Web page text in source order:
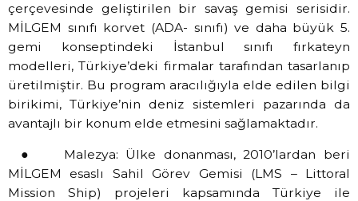
çerçevesinde geliştirilen bir savaş gemisi serisidir.
MİLGEM sınıfı korvet (ADA- sınıfı) ve daha büyük 5.
gemi konseptindeki İstanbul sınıfı fırkateyn
modelleri, Türkiye’deki firmalar tarafından tasarlanıp
üretilmiştir. Bu program aracılığıyla elde edilen bilgi
birikimi, Türkiye’nin deniz sistemleri pazarında da
avantajlı bir konum elde etmesini sağlamaktadır.
● Malezya: Ülke donanması, 2010’lardan beri
MİLGEM esaslı Sahil Görev Gemisi (LMS – Littoral
Mission Ship) projeleri kapsamında Türkiye ile